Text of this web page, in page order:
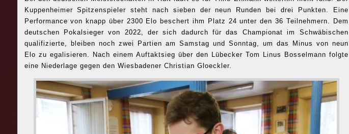
Kuppenheimer Spitzenspieler steht nach sieben der neun Runden bei drei Punkten. Eine
Performance von knapp über 2300 Elo beschert ihm Platz 24 unter den 36 Teilnehmern. Dem
deutschen Pokalsieger von 2022, der sich dadurch für das Championat im Schwäbischen
qualifizierte, bleiben noch zwei Partien am Samstag und Sonntag, um das Minus von neun
Elo zu egalisieren. Nach einem Auftaktsieg über den Lübecker Tom Linus Bosselmann folgte
eine Niederlage gegen den Wiesbadener Christian Gloeckler.